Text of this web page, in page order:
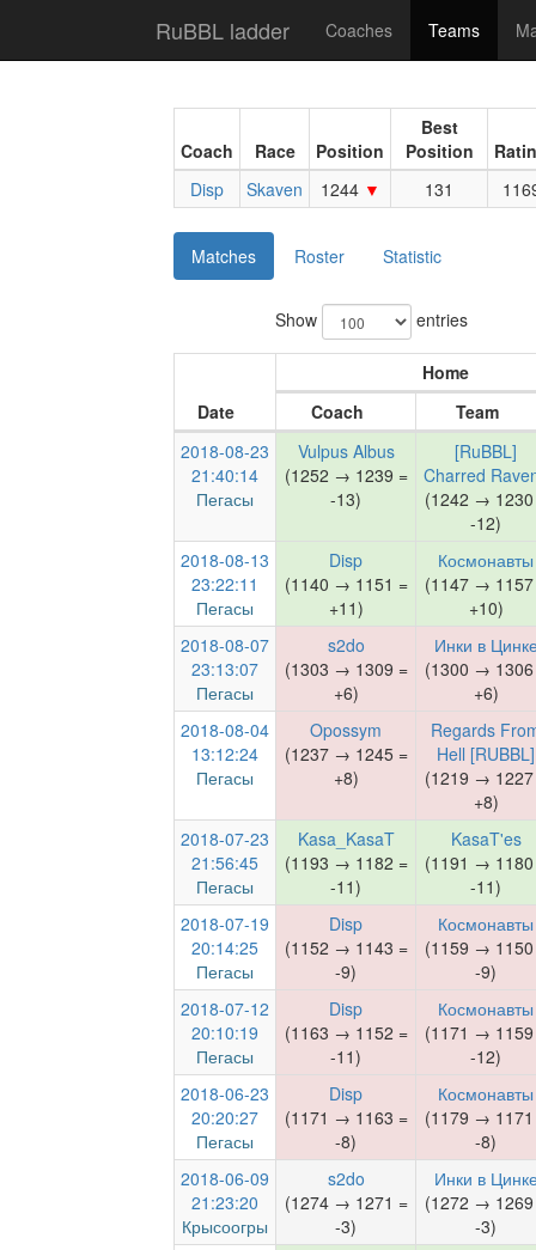
RuBBL ladder Coaches Teams
Coach Race Position
Best
Position
Disp
Skaven 1244 131
Matches Roster Statistic
Show entries
Date
Home
Coach
Team
2018-08-23
21:40:14
Пегасы
Vulpus Albus
(1252 → 1239 =
-13)
[RuBBL]
Charred
(1242 → 1230
-12)
2018-08-13
23:22:11
Пегасы
Disp
(1140 → 1151 =
+11)
Космонавты
(1147 → 1157
+10)
2018-08-07
23:13:07
Пегасы
s2do
(1303 → 1309 =
+6)
Инки в
(1300 → 1306
+6)
2018-08-04
13:12:24
Пегасы
Opossym
(1237 → 1245 =
+8)
Regards
Hell [RUBBL]
(1219 → 1227
+8)
2018-07-23
21:56:45
Пегасы
Kasa_KasaT
(1193 → 1182 =
-11)
KasaT'es
(1191 → 1180
-11)
2018-07-19
20:14:25
Пегасы
Disp
(1152 → 1143 =
-9)
Космонавты
(1159 → 1150
-9)
2018-07-12
20:10:19
Пегасы
Disp
(1163 → 1152 =
-11)
Космонавты
(1171 → 1159
-12)
2018-06-23
20:20:27
Пегасы
Disp
(1171 → 1163 =
-8)
Космонавты
(1179 → 1171
-8)
2018-06-09
21:23:20
Крысоогры
s2do
(1274 → 1271 =
-3)
Инки в
(1272 → 1269
-3)